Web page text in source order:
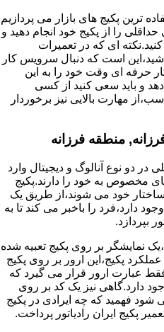
ترین پکیج های بازار می پردازیم
حداقلی را از پکیج خود انجام دهید و
ای که در تعمیرات
است که دنبال سرویس کار
حرفه ای وقت خود را به این
و باید سعی کنید از کسی
مهارت بالایی نیز برخوردار
منطقه فرزانه
در دو نوع آنالوگ و دیجیتال وارد
مخصوص به خود را دارند.پکیج
ساختار خود می شوند،از طریق یک
دارد،فرد را باخبر می کند تا به
بپردازد.
نمایشگر بر روی پکیج تعبیه شده
پکیج،این ارور بر روی پکیج
عبارت ارور قرار می گیرد که
دارد.گاهی نیز یک کد بر روی
شود فهمید که چه ایرادی در پکیج
پکیج ایران رادیاتور پرداخت.